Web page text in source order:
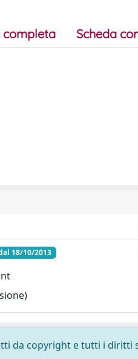
completa Scheda
18/10/2013
da copyright e tutti i diritti